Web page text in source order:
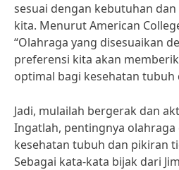
sesuai dengan kebutuhan
kita. Menurut American
“Olahraga yang disesuaikan
preferensi kita akan
optimal bagi kesehatan tubuh
Jadi, mulailah bergerak dan
Ingatlah, pentingnya olahraga
kesehatan tubuh dan pikiran
Sebagai kata-kata bijak dari